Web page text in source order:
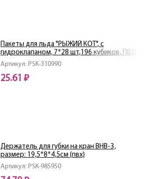
Артикул: PSK-310990
Пакеты для льда "РЫЖИЙ КОТ", с
гидроклапаном, 7*28 шт,196 кубиков, ПВД,
25мкм
25.61 ₽
Артикул: PSK-985950
Держатель для губки на кран BHB-3,
размер: 19,5*8*4,5см (пвх)